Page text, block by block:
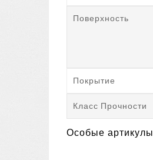
Поверхность
Покрытие
Класс Прочности
Особые артикулы